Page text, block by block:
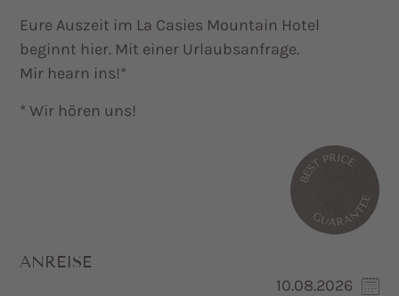
Eure Auszeit im La Casies Mountain Hotel
beginnt hier. Mit einer Urlaubsanfrage.
Mir hearn ins!*
* Wir hören uns!
ANREISE